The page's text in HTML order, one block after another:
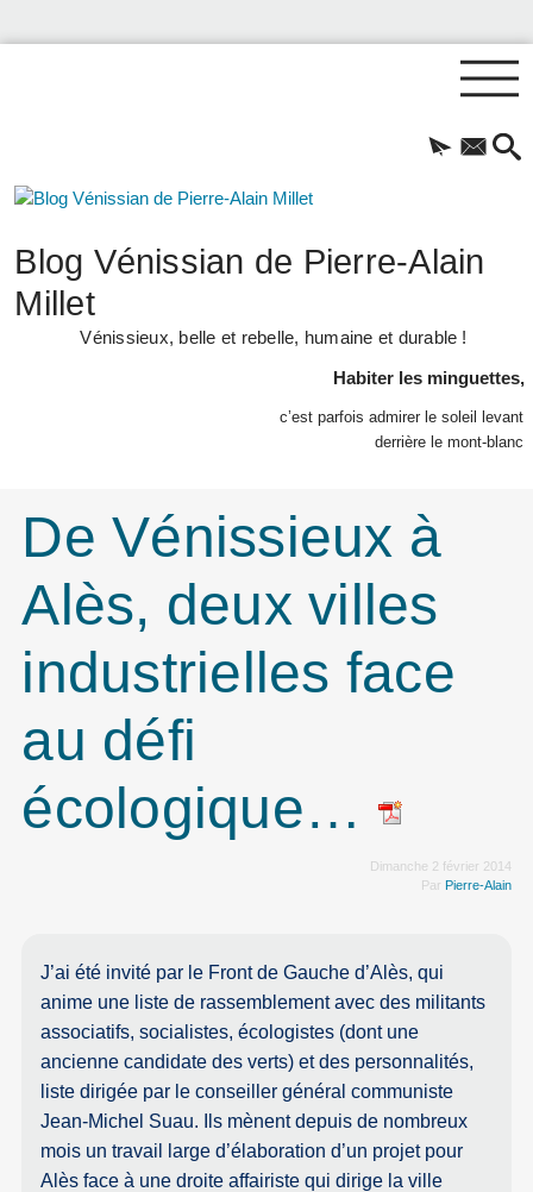
Blog Vénissian de Pierre-Alain
Millet
Vénissieux, belle et rebelle, humaine et durable !
Habiter les minguettes,
c’est parfois admirer le soleil levant
derrière le mont-blanc
De Vénissieux à
Alès, deux villes
industrielles face
au défi
écologique…
Dimanche 2 février 2014
Par Pierre-Alain
J’ai été invité par le Front de Gauche d’Alès, qui
anime une liste de rassemblement avec des militants
associatifs, socialistes, écologistes (dont une
ancienne candidate des verts) et des personnalités,
liste dirigée par le conseiller général communiste
Jean-Michel Suau. Ils mènent depuis de nombreux
mois un travail large d’élaboration d’un projet pour
Alès face à une droite affairiste qui dirige la ville